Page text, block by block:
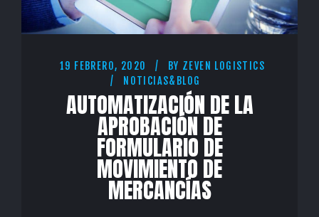
19 FEBRERO, 2020 BY ZEVEN LOGISTICS
NOTICIAS&BLOG
AUTOMATIZACIÓN DE LA
APROBACIÓN DE
FORMULARIO DE
MOVIMIENTO DE
MERCANCÍAS